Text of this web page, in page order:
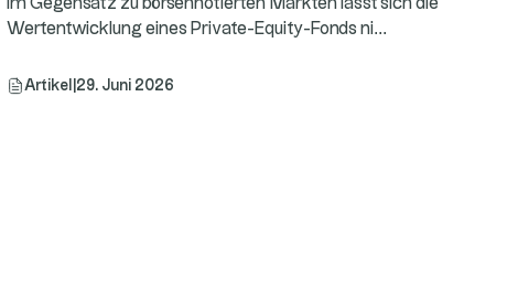
Im Gegensatz zu börsennotierten Märkten lässt sich die
Wertentwicklung eines Private-Equity-Fonds ni...
Artikel 29. Juni 2026